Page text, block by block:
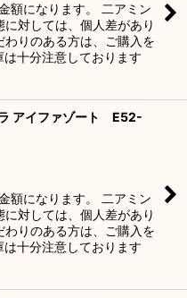
額になります。 二アミン
に対しては、個人差があり
わりのある方は、ご購入を
十分注意しております
ラ アイファゾート E52-
額になります。 二アミン
に対しては、個人差があり
わりのある方は、ご購入を
十分注意しております